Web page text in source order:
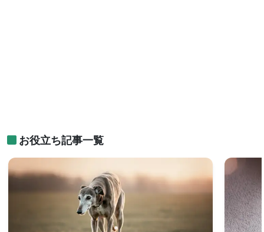
お役立ち記事一覧